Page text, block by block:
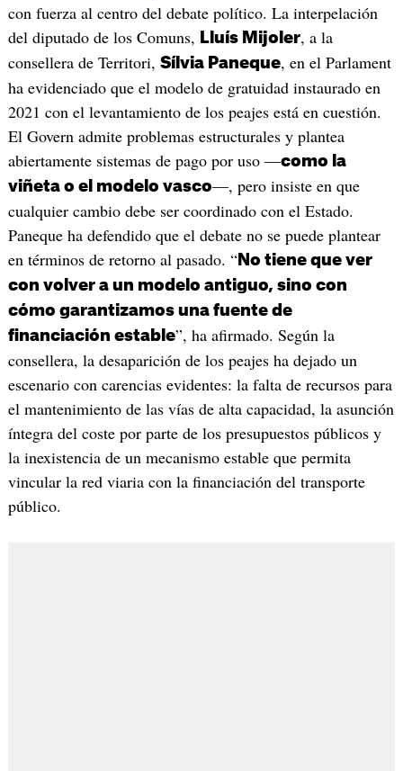
con fuerza al centro del debate político. La interpelación
del diputado de los Comuns, Lluís Mijoler, a la
consellera de Territori, Sílvia Paneque, en el Parlament
ha evidenciado que el modelo de gratuidad instaurado en
2021 con el levantamiento de los peajes está en cuestión.
El Govern admite problemas estructurales y plantea
abiertamente sistemas de pago por uso —como la
viñeta o el modelo vasco—, pero insiste en que
cualquier cambio debe ser coordinado con el Estado.
Paneque ha defendido que el debate no se puede plantear
en términos de retorno al pasado. “No tiene que ver
con volver a un modelo antiguo, sino con
cómo garantizamos una fuente de
financiación estable”, ha afirmado. Según la
consellera, la desaparición de los peajes ha dejado un
escenario con carencias evidentes: la falta de recursos para
el mantenimiento de las vías de alta capacidad, la asunción
íntegra del coste por parte de los presupuestos públicos y
la inexistencia de un mecanismo estable que permita
vincular la red viaria con la financiación del transporte
público.